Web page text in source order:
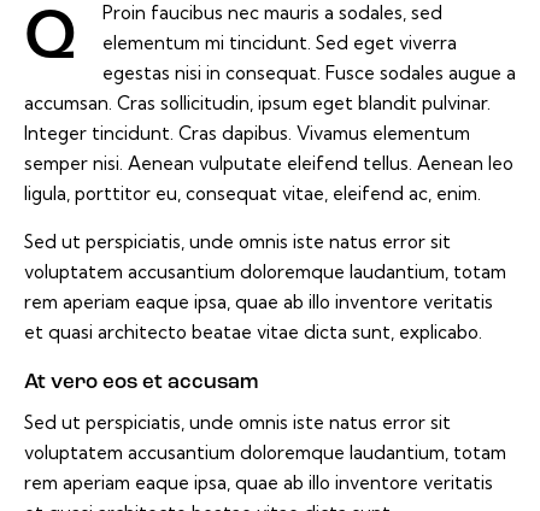
Q
Proin faucibus nec mauris a sodales, sed
elementum mi tincidunt. Sed eget viverra
egestas nisi in consequat. Fusce sodales augue a
accumsan. Cras sollicitudin, ipsum eget blandit pulvinar.
Integer tincidunt. Cras dapibus. Vivamus elementum
semper nisi. Aenean vulputate eleifend tellus. Aenean leo
ligula, porttitor eu, consequat vitae, eleifend ac, enim.
Sed ut perspiciatis, unde omnis iste natus error sit
voluptatem accusantium doloremque laudantium, totam
rem aperiam eaque ipsa, quae ab illo inventore veritatis
et quasi architecto beatae vitae dicta sunt, explicabo.
At vero eos et accusam
Sed ut perspiciatis, unde omnis iste natus error sit
voluptatem accusantium doloremque laudantium, totam
rem aperiam eaque ipsa, quae ab illo inventore veritatis